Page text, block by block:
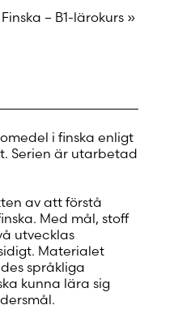
Finska – B1-lärokurs »
i finska enligt
Serien är utarbetad
av att förstå
Med mål, stoff
utvecklas
Materialet
språkliga
kunna lära sig